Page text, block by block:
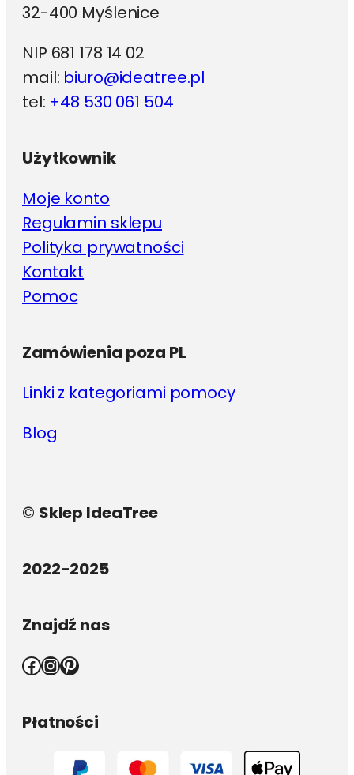
32-400 Myślenice
NIP 681 178 14 02
mail: biuro@ideatree.pl
tel: +48 530 061 504
Użytkownik
Moje konto
Regulamin sklepu
Polityka prywatności
Kontakt
Pomoc
Zamówienia poza PL
Linki z kategoriami pomocy
Blog
© Sklep IdeaTree
2022-2025
Znajdź nas
Facebook InstagramPinterest
Płatności